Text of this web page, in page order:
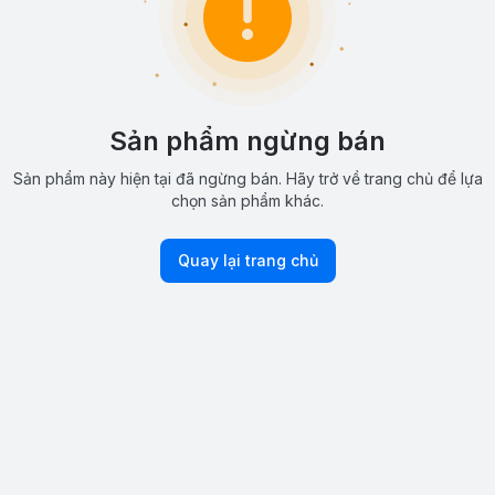
Sản phẩm ngừng bán
Sản phẩm này hiện tại đã ngừng bán. Hãy trở về trang chủ để lựa
chọn sản phẩm khác.
Quay lại trang chủ